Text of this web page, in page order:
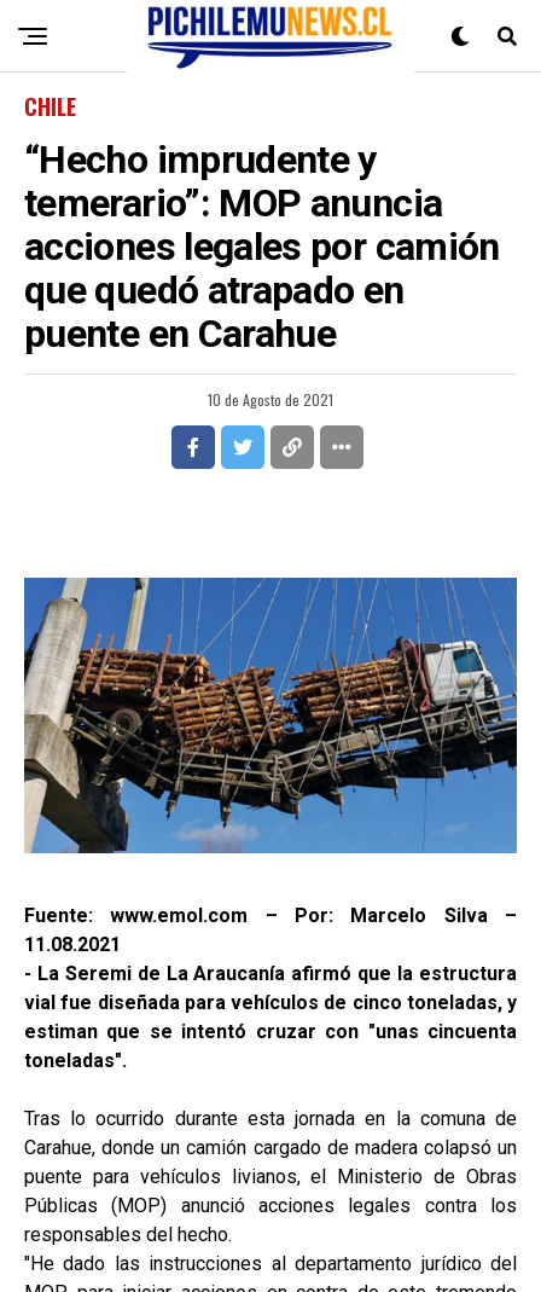
CHILE
“Hecho imprudente y
temerario”: MOP anuncia
acciones legales por camión
que quedó atrapado en
puente en Carahue
10 de Agosto de 2021
Fuente: www.emol.com – Por: Marcelo Silva –
11.08.2021
- La Seremi de La Araucanía afirmó que la estructura
vial fue diseñada para vehículos de cinco toneladas, y
estiman que se intentó cruzar con "unas cincuenta
toneladas".
Tras lo ocurrido durante esta jornada en la comuna de
Carahue, donde un camión cargado de madera colapsó un
puente para vehículos livianos, el Ministerio de Obras
Públicas (MOP) anunció acciones legales contra los
responsables del hecho.
"He dado las instrucciones al departamento jurídico del